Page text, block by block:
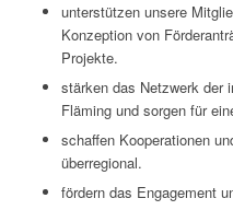
unterstützen unsere
Konzeption von
Projekte.
stärken das Netzwerk der
Fläming und sorgen für
schaffen Kooperationen
überregional.
fördern das Engagement